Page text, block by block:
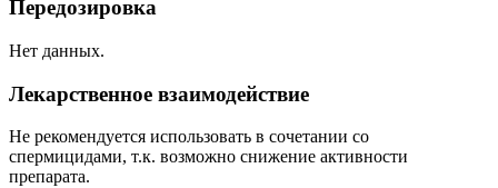
Передозировка
Нет данных.
Лекарственное взаимодействие
Не рекомендуется использовать в сочетании со
спермицидами, т.к. возможно снижение активности
препарата.